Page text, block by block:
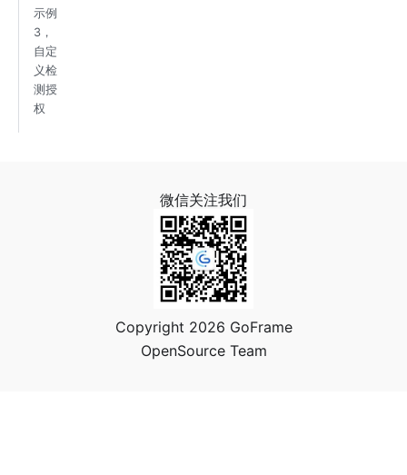
示例
3，
自定
义检
测授
权
微信关注我们
Copyright 2026 GoFrame
OpenSource Team